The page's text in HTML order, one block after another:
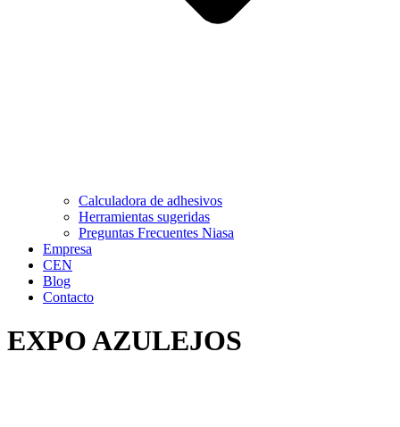
Calculadora de adhesivos
Herramientas sugeridas
Preguntas Frecuentes Niasa
Empresa
CEN
Blog
Contacto
EXPO AZULEJOS